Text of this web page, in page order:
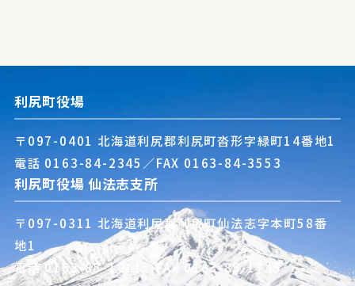
利尻町役場
〒097-0401 北海道利尻郡利尻町沓形字緑町14番地1
電話 0163-84-2345 ／FAX 0163-84-3553
利尻町役場 仙法志支所
〒097-0311 北海道利尻郡利尻町仙法志字本町58番
地1
電話0163-85-1011 ／FAX 0163-85-1745